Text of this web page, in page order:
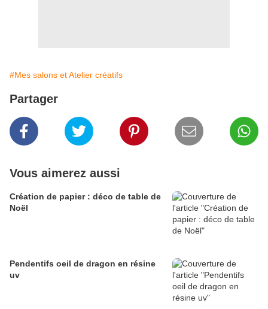
#Mes salons et Atelier créatifs
Partager
Vous aimerez aussi
Création de papier : déco de table de
Noël
Pendentifs oeil de dragon en résine
uv